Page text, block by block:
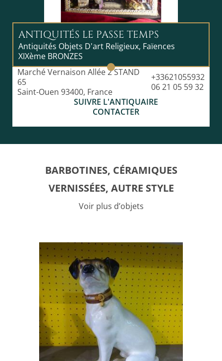
ANTIQUITÉS LE PASSE TEMPS
Antiquités Objets D'art Religieux, Faïences
XIXème BRONZES
Marché Vernaison Allée 2 STAND
65
Saint-Ouen 93400, France
+33621055932
06 21 05 59 32
SUIVRE L'ANTIQUAIRE
CONTACTER
BARBOTINES, CÉRAMIQUES
VERNISSÉES, AUTRE STYLE
Voir plus d’objets